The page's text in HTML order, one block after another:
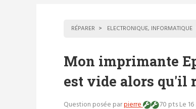
RÉPARER ELECTRONIQUE, INFORMATIQUE
Mon imprimante
est vide alors qu'il
Question posée parpierre 70 ptsLe